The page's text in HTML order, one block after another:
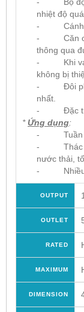
nhiệt độ
- Cánh
- Căn cứ
thông qua
- Khi va
không bị
- Đôi phót
nhất.
- Đặc tính
* Ứng dụng:
- Tuần
- Thác
nước thải,
- Nhiều
OUTPUT
OUTLET
RATED
MAXIMUM
DIMENSION